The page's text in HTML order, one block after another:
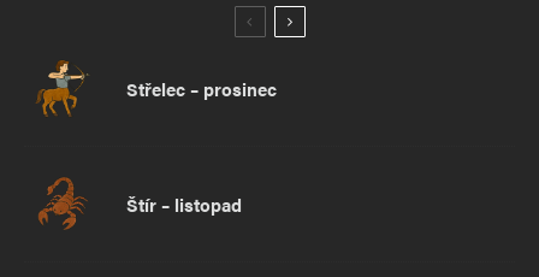
Střelec – prosinec
Štír – listopad